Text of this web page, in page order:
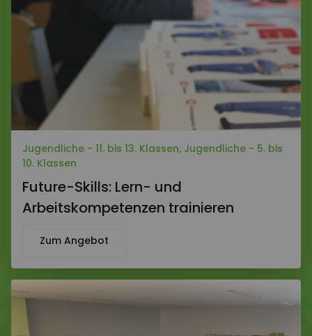
Jugendliche - 11. bis 13. Klassen, Jugendliche - 5. bis
10. Klassen
Future-Skills: Lern- und
Arbeitskompetenzen trainieren
Zum Angebot